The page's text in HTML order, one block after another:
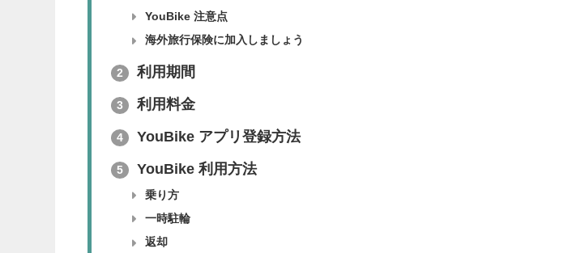
YouBike 注意点
海外旅行保険に加入しましょう
2 利用期間
3 利用料金
4 YouBike アプリ登録方法
5 YouBike 利用方法
乗り方
一時駐輪
返却